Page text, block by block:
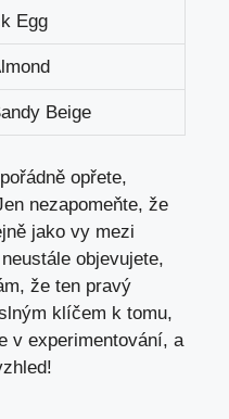
Egg
Beige
opřete,
nezapomeňte, že
jako vy mezi
objevujete,
že ten pravý
klíčem k tomu,
v experimentování, a